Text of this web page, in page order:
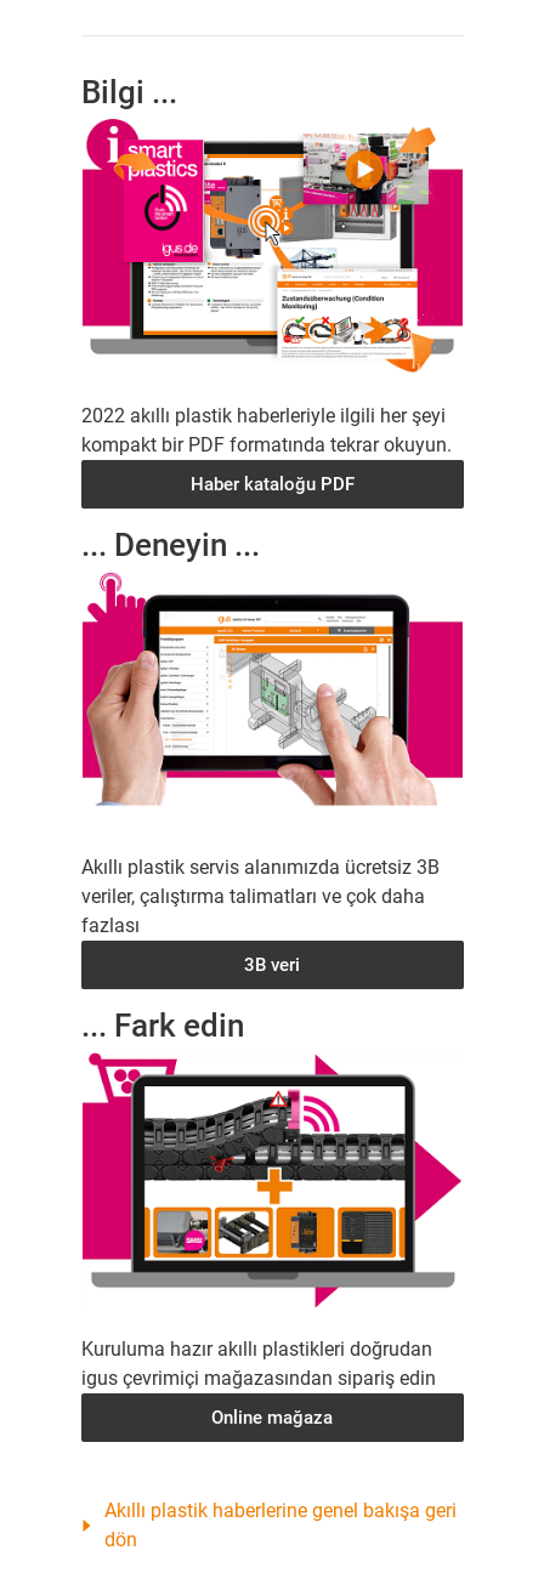
Bilgi ...
2022 akıllı plastik haberleriyle ilgili her şeyi
kompakt bir PDF formatında tekrar okuyun.
Haber kataloğu PDF
... Deneyin ...
Akıllı plastik servis alanımızda ücretsiz 3B
veriler, çalıştırma talimatları ve çok daha
fazlası
3B veri
... Fark edin
Kuruluma hazır akıllı plastikleri doğrudan
igus çevrimiçi mağazasından sipariş edin
Online mağaza
Akıllı plastik haberlerine genel bakışa geri
dön